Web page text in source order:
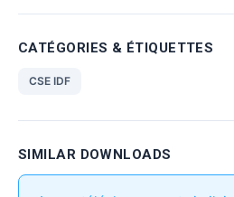
CATÉGORIES & ÉTIQUETTES
CSE IDF
SIMILAR DOWNLOADS